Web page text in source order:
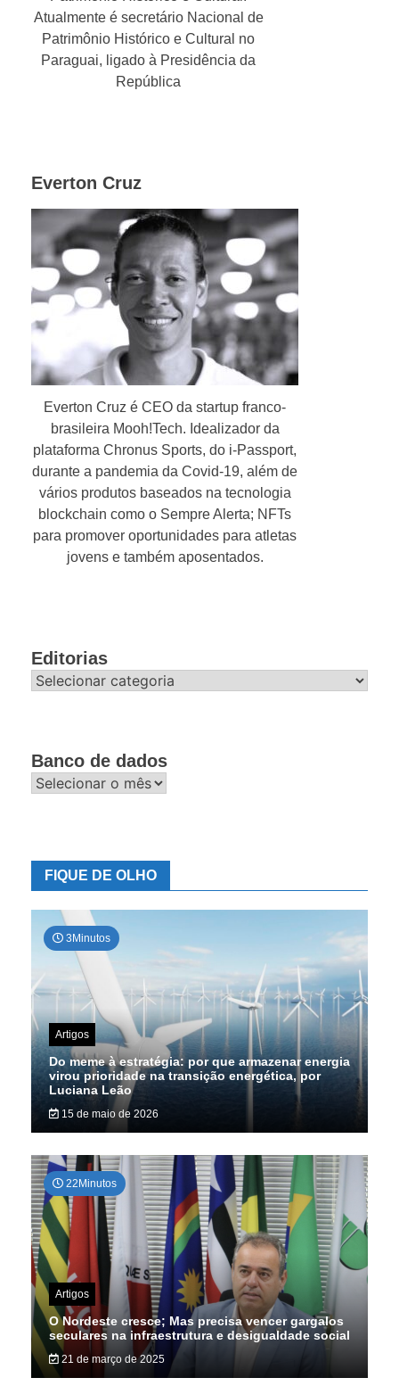
Atualmente é secretário Nacional de
Patrimônio Histórico e Cultural no
Paraguai, ligado à Presidência da
República
Everton Cruz
Everton Cruz é CEO da startup franco-
brasileira Mooh!Tech. Idealizador da
plataforma Chronus Sports, do i-Passport,
durante a pandemia da Covid-19, além de
vários produtos baseados na tecnologia
blockchain como o Sempre Alerta; NFTs
para promover oportunidades para atletas
jovens e também aposentados.
Editorias
Editorias
Banco de dados
Banco
FIQUE DE OLHO
3Minutos
Artigos
Do meme à estratégia: por que armazenar energia
virou prioridade na transição energética, por
Luciana Leão
15 de maio de 2026
22Minutos
Artigos
O Nordeste cresce; Mas precisa vencer gargalos
seculares na infraestrutura e desigualdade social
21 de março de 2025